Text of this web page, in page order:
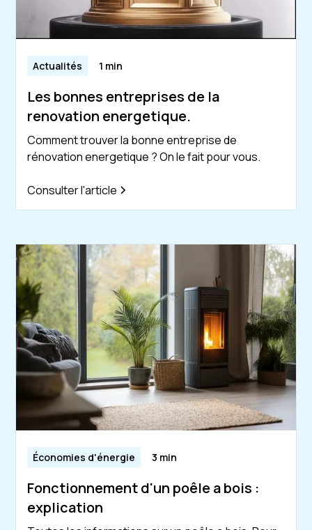
Actualités 1 min
Les bonnes entreprises de la
renovation energetique.
Comment trouver la bonne entreprise de
rénovation energetique ? On le fait pour vous.
Consulter l'article
Économies d'énergie 3 min
Fonctionnement d'un poêle a bois :
explication